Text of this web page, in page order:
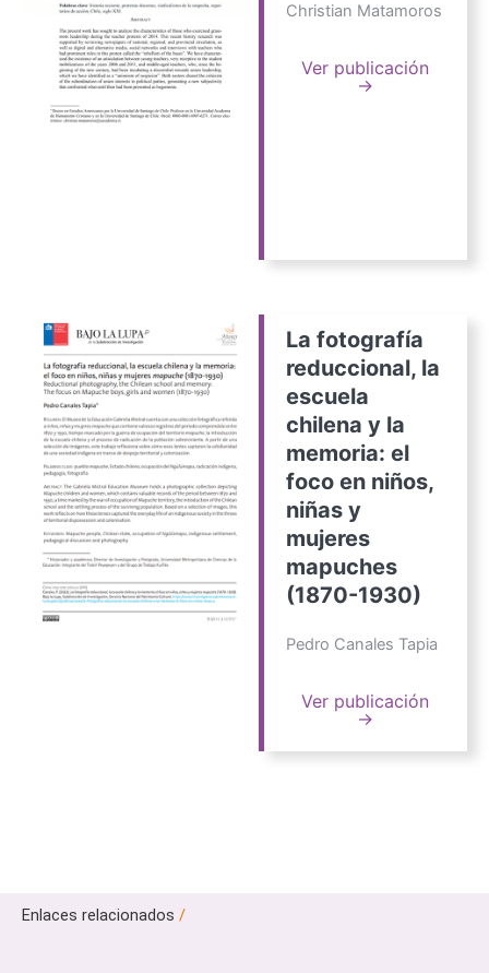
Christian Matamoros
Ver publicación
→
La fotografía
reduccional, la
escuela
chilena y la
memoria: el
foco en niños,
niñas y
mujeres
mapuches
(1870-1930)
Pedro Canales Tapia
Ver publicación
→
Enlaces relacionados /